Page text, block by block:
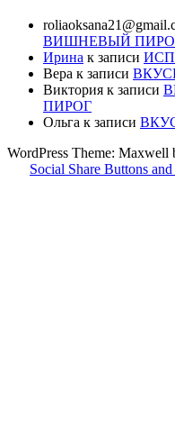
ВИШНЕВЫЙ
Ирина к записи
Вера к записи
Виктория к записи
ПИРОГ
Ольга к записи
WordPress Theme: Maxwell
Social Share Buttons